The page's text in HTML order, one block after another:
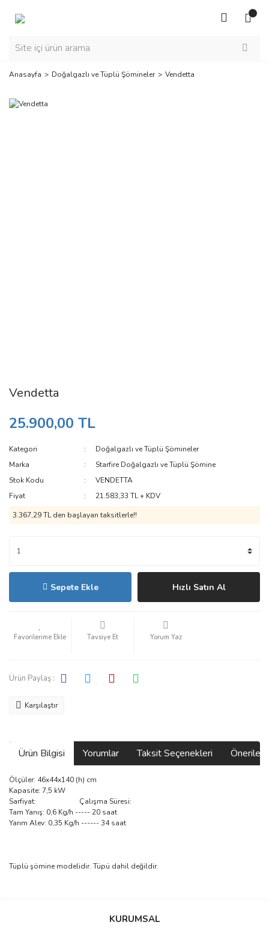
Anasayfa Doğalgazlı ve Tüplü Şömineler Vendetta
Vendetta
25.900,00 TL
Kategori
Doğalgazlı ve Tüplü Şömineler
Marka
Starfire Doğalgazlı ve Tüplü Şömine
Stok Kodu
VENDETTA
Fiyat
21.583,33 TL + KDV
3.367,29 TL den başlayan taksitlerle!!
Sepete Ekle Hızlı Satın Al
Tavsiye Et Yorum Yaz
Ürün Paylaş :
Karşılaştır
Ürün Bilgisi Yorumlar Taksit Seçenekleri
Ölçüler: 46x44x140 (h) cm
Kapasite: 7,5 kW
Sarfiyat: Çalışma Süresi:
Tam Yanış: 0,6 Kg/h ----- 20 saat
Yarım Alev: 0,35 Kg/h ------ 34 saat
Tüplü şömine modelidir. Tüpü dahil değildir.
Bu ürüne ilk yorumu siz yapın!
KURUMSAL